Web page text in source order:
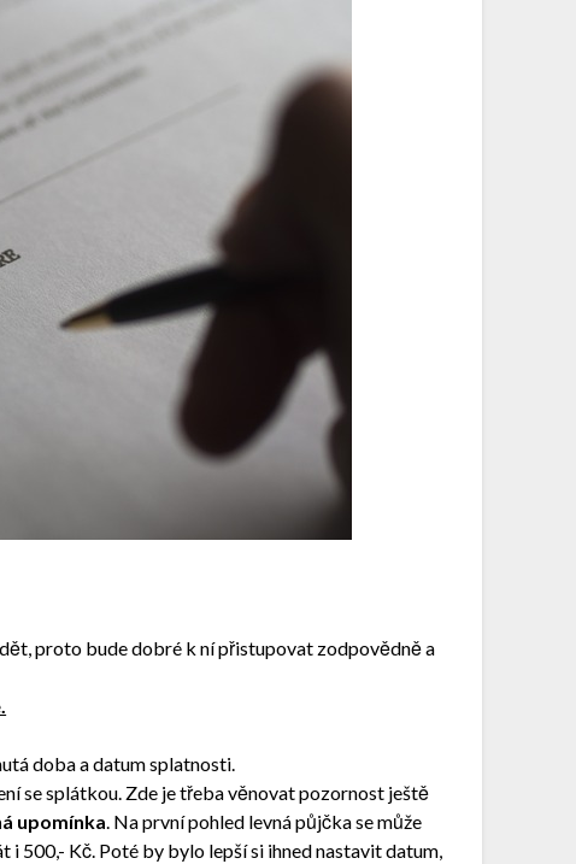
proto bude dobré k ní přistupovat zodpovědně a
doba a datum splatnosti.
se splátkou. Zde je třeba věnovat pozornost ještě
upomínka. Na první pohled levná půjčka se může
500,- Kč. Poté by bylo lepší si ihned nastavit datum,